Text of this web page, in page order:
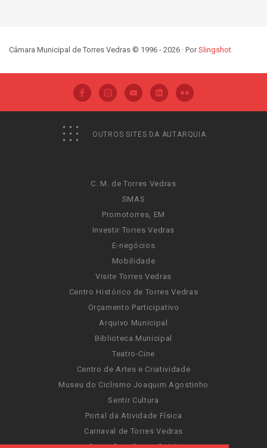
Câmara Municipal de Torres Vedras © 1996 - 2026 · PorSlingshot
OUTROS SITES DA AUTARQUIA
C. M. de Torres Vedras
SMAS
Promotorres, EM
Investir Torres Vedras
E-negócios
Mobilidade
Visite Torres Vedras
Centro Histórico de Torres Vedras
Orçamento Participativo
Arquivo Municipal
Biblioteca Municipal
Teatro-Cine
Centro de Artes e Criatividade
Museu do Ciclismo Joaquim Agostinho
Sentir Cultura
Portal da Atividade Física
Carnaval de Torres Vedras